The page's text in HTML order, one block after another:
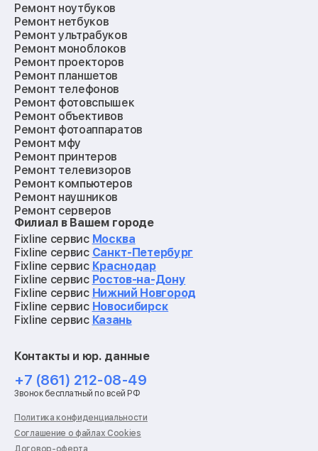
Ремонт ноутбуков
Ремонт нетбуков
Ремонт ультрабуков
Ремонт моноблоков
Ремонт проекторов
Ремонт планшетов
Ремонт телефонов
Ремонт фотовспышек
Ремонт объективов
Ремонт фотоаппаратов
Ремонт мфу
Ремонт принтеров
Ремонт телевизоров
Ремонт компьютеров
Ремонт наушников
Ремонт серверов
Ремонт мониторов
Ремонт квадрокоптеров
Ремонт электросамокатов
Ремонт материнских плат
Ремонт видеокарт
Ремонт кофемашин
Ремонт vr систем
Ремонт игровых приставок
Ремонт роботов-пылесосов
Ремонт холодильников
Ремонт стиральных машин
Ремонт пылесосов
Ремонт варочных панелей
Ремонт духовых шкафов
Ремонт кондиционеров
Филиал в Вашем городе
Fixline сервис Москва
Fixline сервис Санкт-Петербург
Fixline сервис Краснодар
Fixline сервис Ростов-на-Дону
Fixline сервис Нижний Новгород
Fixline сервис Новосибирск
Fixline сервис Казань
Контакты и юр. данные
+7 (861) 212-08-49
Звонок бесплатный по всей РФ
Политика конфиденциальности
Соглашение о файлах Cookies
Договор-оферта